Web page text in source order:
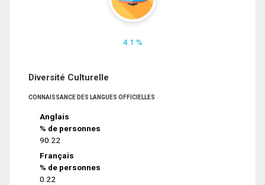
4.1 %
Diversité Culturelle
CONNAISSANCE DES LANGUES OFFICIELLES
Anglais
% de personnes
90.22
Français
% de personnes
0.22